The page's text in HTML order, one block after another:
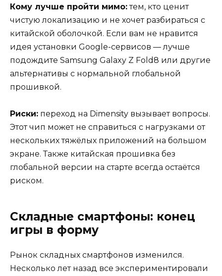
Кому лучше пройти мимо:тем, кто ценит
чистую локализацию и не хочет разбираться с
китайской оболочкой. Если вам не нравится
идея установки Google-сервисов — лучше
подождите Samsung Galaxy Z Fold8 или другие
альтернативы с нормальной глобальной
прошивкой.
Риски: переход на Dimensity вызывает вопросы.
Этот чип может не справиться с нагрузками от
нескольких тяжёлых приложений на большом
экране. Также китайская прошивка без
глобальной версии на старте всегда остаётся
риском.
Складные смартфоны: конец
игры в форму
Рынок складных смартфонов изменился.
Несколько лет назад все экспериментировали